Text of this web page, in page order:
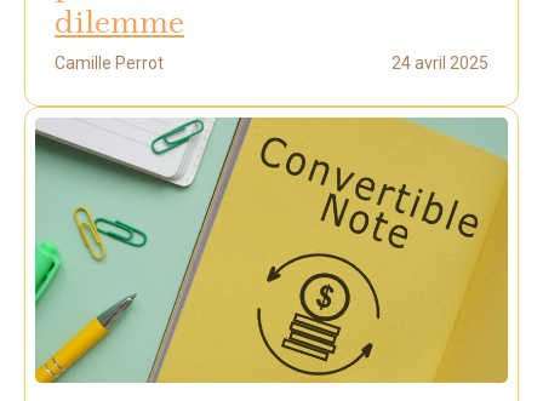
dilemme
Camille Perrot 24 avril 2025